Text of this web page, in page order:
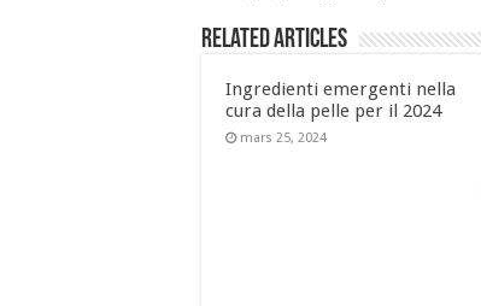
Related Articles
Ingredienti emergenti nella
cura della pelle per il 2024
mars 25, 2024